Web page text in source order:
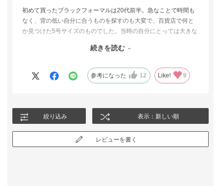
私の体型では7号9号とも着丈がちょっと短く感じました。(若干浮
くイメージ)
袖丈はちょうど良くストレスフリー！今持っているゆったりとし
ました。
初めて買ったブラックフォーマルは20代前半。急なことで時間も
なく、背の低い自分に合うものを探すのも大変で、百貨店で何と
か見つけた5号サイズのものでした。当時の自分にとっては大きな
が、さすがに20年も経つとデザインも古く（分厚い肩パッドが入
まいました。そんな時に発売されたcahoさんコラボブラックフォ
ーマル。スッキリとした長く使えそうなデザイン、小柄さんに合
みると、ワンピースのシルエットが美しく、スカート丈も膝が隠
れてイメージ通りでした。ジャケットも肩幅にピッタリで、今ま
で着ていたものと同じ5号サイズなのに、サイズ感が全然違いまし
た。今後、長く愛用できるものに出会えて感謝です。小柄のため
続きを読む
参考になった 12 Like! 9
絞り込み 表示：新しい順
レビューを書く